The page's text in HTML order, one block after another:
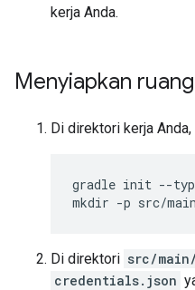
kerja Anda.
Menyiapkan
Di direktori kerja
gradle init --
Di direktori src/
credentials.json